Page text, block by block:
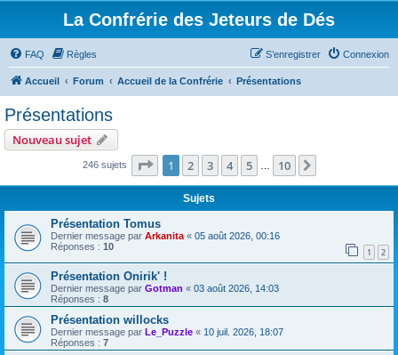
La Confrérie des Jeteurs de Dés
FAQ Règles Connexion
S’enregistrer
Accueil Forum Accueil de la Confrérie Présentations
Présentations
Nouveau sujet
246 sujets Page 1sur10
1 2 3 4 5 10
Sujets
Présentation Tomus
Dernier message par Arkanita « 05 août 2026, 00:16
Réponses : 10 1 2
Présentation Onirik' !
Dernier message par Gotman « 03 août 2026, 14:03
Réponses : 8
Présentation willocks
Dernier message par Le_Puzzle « 10 juil. 2026, 18:07
Réponses : 7